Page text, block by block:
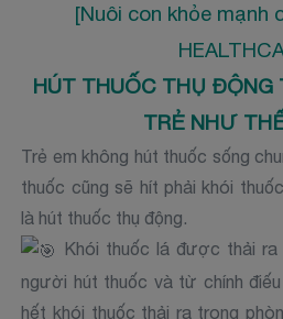
[Nuôi con khỏe mạnh
HÚT THUỐC THỤ ĐỘNG
TRẺ NHƯ
Trẻ em không hút thuốc sống
thuốc cũng sẽ hít phải khói
là hút thuốc thụ động.
Khói thuốc lá được thải
người hút thuốc và từ chính
hết khói thuốc thải ra trong